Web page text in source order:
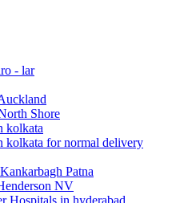
- lar
Shore
kolkata
kolkata for normal delivery
Patna
NV
Hospitals in hyderabad